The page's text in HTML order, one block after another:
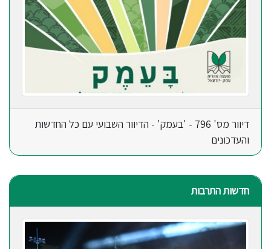
דיוור מס' 796 - 'בעמק' - הדיוור השבועי עם כל החדשות
והעדכונים
חדשות התרבות